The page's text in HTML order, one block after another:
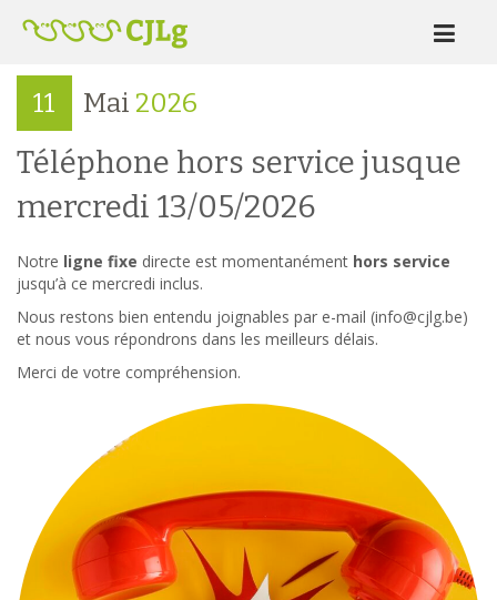
11 Mai 2026
Téléphone hors service jusque
mercredi 13/05/2026
Notre ligne fixe directe est momentanément hors service
jusqu’à ce mercredi inclus.
Nous restons bien entendu joignables par e-mail (info@cjlg.be)
et nous vous répondrons dans les meilleurs délais.
Merci de votre compréhension.